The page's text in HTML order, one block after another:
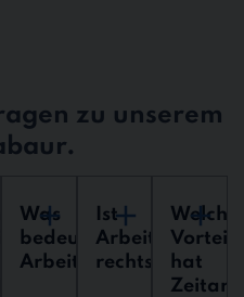
zu unserem
Was
bedeutet
Ist
rechtssicher?
Welche
Vorteile
hat